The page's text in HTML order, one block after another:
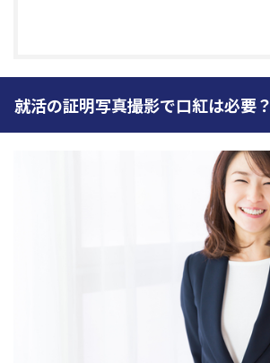
就活の証明写真撮影で口紅は必要？